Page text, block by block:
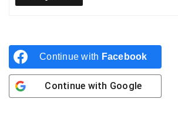
Continue with Facebook
Continue with Google